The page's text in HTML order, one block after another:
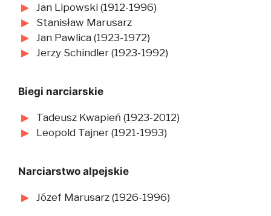
Jan Lipowski (1912-1996)
Stanisław Marusarz
Jan Pawlica (1923-1972)
Jerzy Schindler (1923-1992)
Biegi narciarskie
Tadeusz Kwapień (1923-2012)
Leopold Tajner (1921-1993)
Narciarstwo alpejskie
Józef Marusarz (1926-1996)